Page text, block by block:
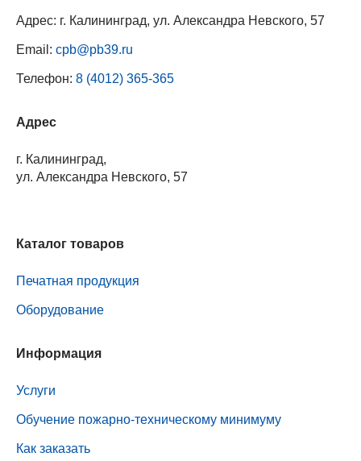
Адрес: г. Калининград, ул. Александра Невского, 57
Email: cpb@pb39.ru
Телефон: 8 (4012) 365-365
Адрес
г. Калининград,
ул. Александра Невского, 57
Каталог товаров
Печатная продукция
Оборудование
Информация
Услуги
Обучение пожарно-техническому минимуму
Как заказать